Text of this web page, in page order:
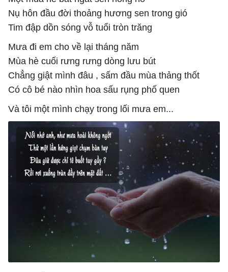
Nụ hôn đầu đời thoảng hương sen trong gió
Tim đập dồn sóng vỗ tuổi tròn trăng
Mưa đi em cho về lại tháng năm
Mùa hè cuối rưng rưng dòng lưu bút
Chẳng giật mình đâu , sấm đầu mùa thảng thốt
Có cô bé nào nhìn hoa sấu rụng phố quen
Và tôi một mình chạy trong lối mưa em...